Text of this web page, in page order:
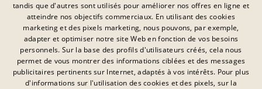
Déclaration De Confidentialité
Empreinte
Mentions Légales
Contact
FRENCH
DANISH
SWEDISH
HUNGARIAN
tandis que d'autres sont utilisés pour améliorer nos offres en ligne et
atteindre nos objectifs commerciaux. En utilisant des cookies
marketing et des pixels marketing, nous pouvons, par exemple,
adapter et optimiser notre site Web en fonction de vos besoins
personnels. Sur la base des profils d'utilisateurs créés, cela nous
permet de vous montrer des informations ciblées et des messages
publicitaires pertinents sur Internet, adaptés à vos intérêts. Pour plus
d'informations sur l'utilisation des cookies et des pixels, sur la